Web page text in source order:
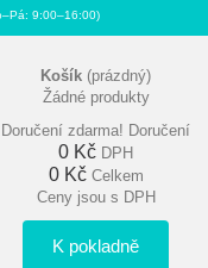
9:00–16:00)
Košík (prázdný)
Žádné produkty
Doručení zdarma! Doručení
0 Kč DPH
0 Kč Celkem
Ceny jsou s DPH
K pokladně